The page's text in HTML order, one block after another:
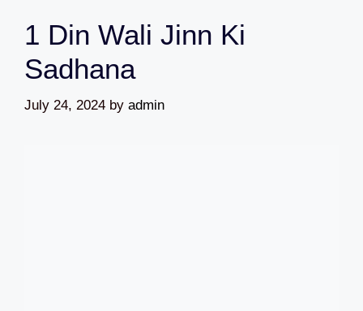
1 Din Wali Jinn Ki
Sadhana
July 24, 2024 by admin